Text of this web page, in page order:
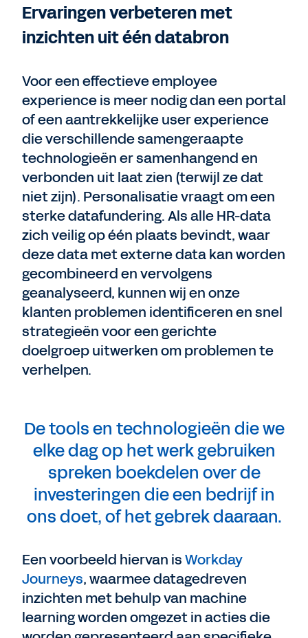
Ervaringen verbeteren met
inzichten uit één databron
Voor een effectieve employee
experience is meer nodig dan een portal
of een aantrekkelijke user experience
die verschillende samengeraapte
technologieën er samenhangend en
verbonden uit laat zien (terwijl ze dat
niet zijn). Personalisatie vraagt om een
sterke datafundering. Als alle HR-data
zich veilig op één plaats bevindt, waar
deze data met externe data kan worden
gecombineerd en vervolgens
geanalyseerd, kunnen wij en onze
klanten problemen identificeren en snel
strategieën voor een gerichte
doelgroep uitwerken om problemen te
verhelpen.
De tools en technologieën die we
elke dag op het werk gebruiken
spreken boekdelen over de
investeringen die een bedrijf in
ons doet, of het gebrek daaraan.
Een voorbeeld hiervan isWorkday
Journeys, waarmee datagedreven
inzichten met behulp van machine
learning worden omgezet in acties die